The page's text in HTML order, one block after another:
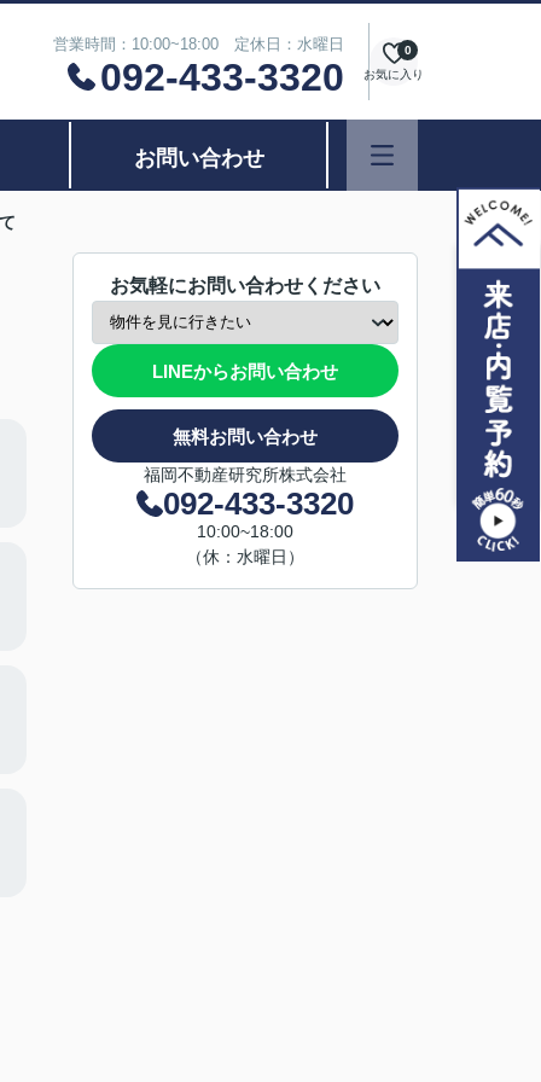
営業時間：10:00~18:00 定休日：水曜日
092-433-3320 お気に入り
0
お問い合わせ
お気軽にお問い合わせください
LINEからお問い合わせ
無料お問い合わせ
福岡不動産研究所株式会社
092-433-3320
10:00~18:00
（休：水曜日）